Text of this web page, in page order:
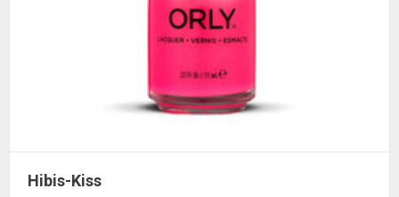
Hibis-Kiss